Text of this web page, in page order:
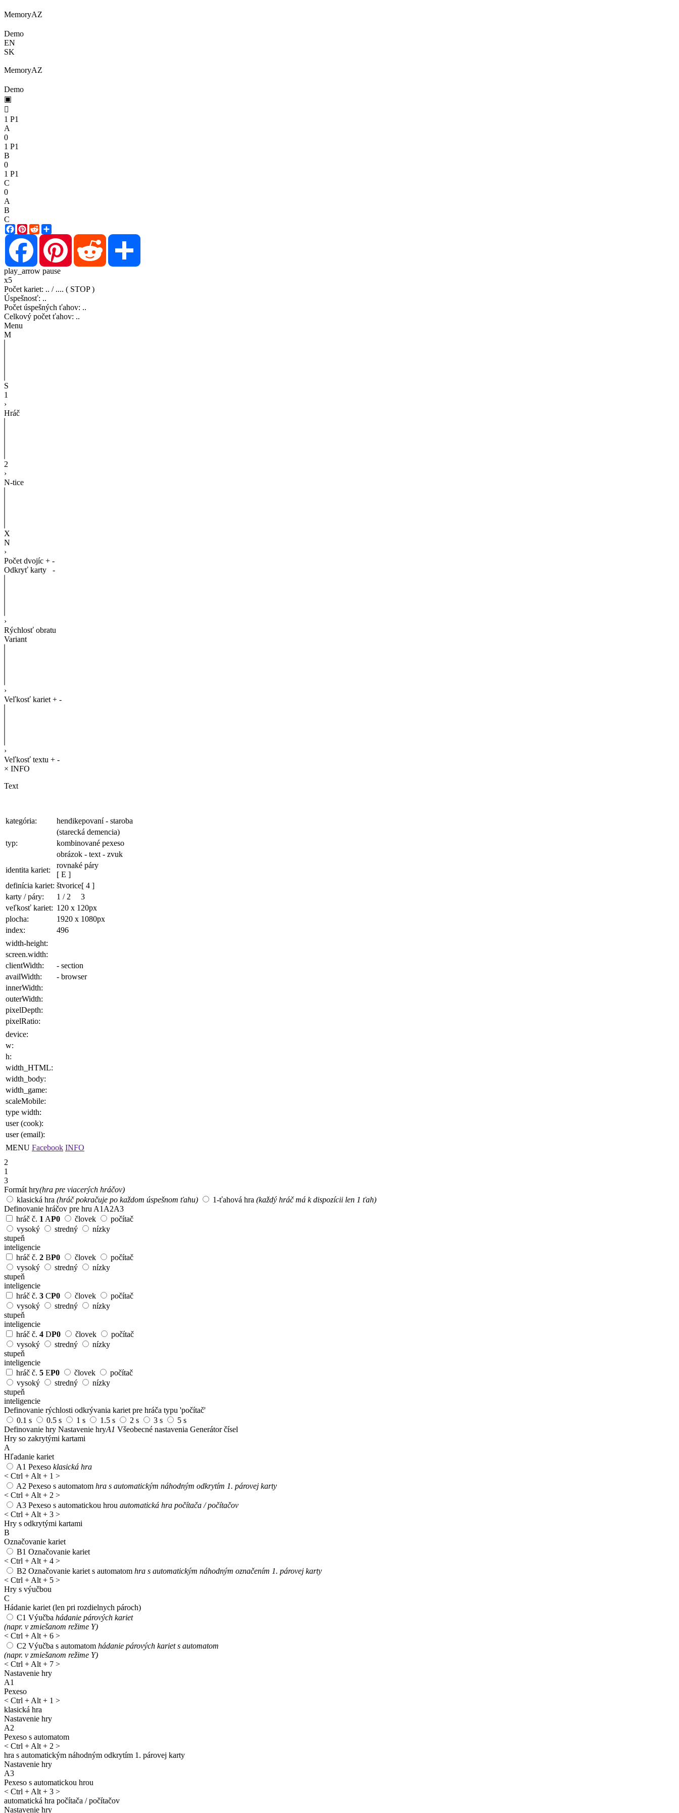
MemoryAZ
Demo
EN
SK
MemoryAZ
Demo
▣

1 P1
A
0
1 P1
B
0
1 P1
C
0
A
B
C
Facebook
Pinterest
Reddit
Facebook
Pinterest Reddit
play_arrow pause
x5
Počet kariet: .. / .... ( STOP )
Úspešnosť: ..
Počet úspešných ťahov: ..
Celkový počet ťahov: ..
Menu
M
S
1
›
Hráč
2
›
N-tice
X
N
›
Počet dvojíc + -
Odkryť karty
-
›
Rýchlosť obratu
Variant
›
Veľkosť kariet + -
›
Veľkosť textu + -
× INFO
Text
kategória:
hendikepovaní - staroba
(starecká demencia)
typ:
kombinované pexeso
obrázok - text - zvuk
identita kariet:
rovnaké páry
[ E ]
definícia kariet: štvorice[ 4 ]
karty / páry:
1 / 2
3
veľkosť kariet: 120 x 120px
plocha: 1920 x 1080px
index:
496
width-height:
screen.width:
clientWidth:
- section
availWidth:
- browser
innerWidth:
outerWidth:
pixelDepth:
pixelRatio:
device:
w:
h:
width_HTML:
width_body:
width_game:
scaleMobile:
type width:
user (cook):
user (email):
MENU Facebook INFO
2
1
3
Formát hry(hra pre viacerých hráčov)
klasická hra (hráč pokračuje po každom úspešnom ťahu) 1-ťahová hra (každý hráč má k dispozícii len 1 ťah)
Definovanie hráčov pre hru A1 A2A3
hráč č. 1 AP0 človek
počítač
vysoký
stredný
nízky
stupeň
inteligencie
hráč č. 2 BP0 človek
počítač
vysoký
stredný
nízky
stupeň
inteligencie
hráč č. 3 CP0 človek
počítač
vysoký
stredný
nízky
stupeň
inteligencie
hráč č. 4 DP0 človek
počítač
vysoký
stredný
nízky
stupeň
inteligencie
hráč č. 5 EP0 človek
počítač
vysoký
stredný
nízky
stupeň
inteligencie
Definovanie rýchlosti odkrývania kariet pre hráča typu 'počítač'
0.1 s
0.5 s 1 s 1.5 s 2 s 3 s
5 s
Definovanie hry Nastavenie hryA1 Všeobecné nastavenia Generátor čísel
Hry so zakrytými kartami
A
Hľadanie kariet
A1 Pexeso klasická hra
< Ctrl + Alt + 1 >
A2 Pexeso s automatom hra s automatickým náhodným odkrytím 1. párovej karty
< Ctrl + Alt + 2 >
A3 Pexeso s automatickou hrou automatická hra počítača / počítačov
< Ctrl + Alt + 3 >
Hry s odkrytými kartami
B
Označovanie kariet
B1 Označovanie kariet
< Ctrl + Alt + 4 >
B2 Označovanie kariet s automatom hra s automatickým náhodným označením 1. párovej karty
< Ctrl + Alt + 5 >
Hry s výučbou
C
Hádanie kariet (len pri rozdielnych pároch)
C1 Výučba hádanie párových kariet
(napr. v zmiešanom režime Y)
< Ctrl + Alt + 6 >
C2 Výučba s automatom hádanie párových kariet s automatom
(napr. v zmiešanom režime Y)
< Ctrl + Alt + 7 >
Nastavenie hry
A1
Pexeso
< Ctrl + Alt + 1 >
klasická hra
Nastavenie hry
A2
Pexeso s automatom
< Ctrl + Alt + 2 >
hra s automatickým náhodným odkrytím 1. párovej karty
Nastavenie hry
A3
Pexeso s automatickou hrou
< Ctrl + Alt + 3 >
automatická hra počítača / počítačov
Nastavenie hry